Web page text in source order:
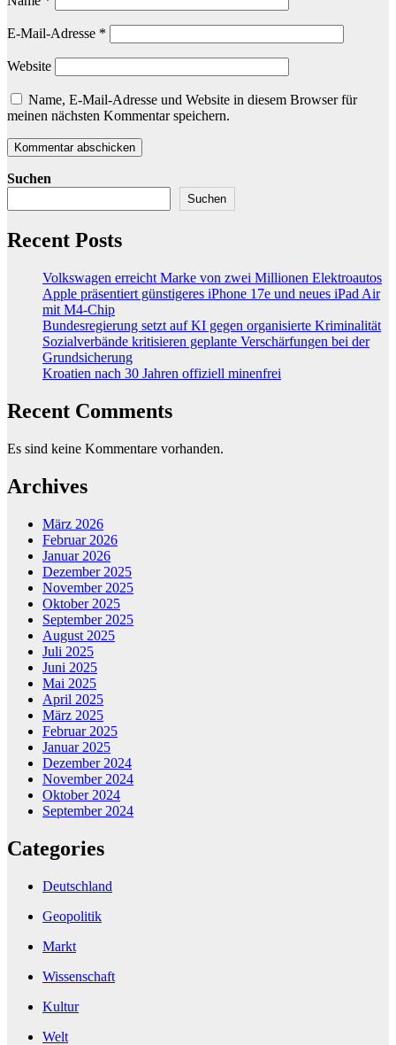
E-Mail-Adresse *
Website
Name, E-Mail-Adresse und Website in diesem Browser für
meinen nächsten Kommentar speichern.
Suchen
Suchen
Recent Posts
Volkswagen erreicht Marke von zwei Millionen Elektroautos
Apple präsentiert günstigeres iPhone 17e und neues iPad Air
mit M4-Chip
Bundesregierung setzt auf KI gegen organisierte Kriminalität
Sozialverbände kritisieren geplante Verschärfungen bei der
Grundsicherung
Kroatien nach 30 Jahren offiziell minenfrei
Recent Comments
Es sind keine Kommentare vorhanden.
Archives
März 2026
Februar 2026
Januar 2026
Dezember 2025
November 2025
Oktober 2025
September 2025
August 2025
Juli 2025
Juni 2025
Mai 2025
April 2025
März 2025
Februar 2025
Januar 2025
Dezember 2024
November 2024
Oktober 2024
September 2024
Categories
Deutschland
Geopolitik
Markt
Wissenschaft
Kultur
Welt